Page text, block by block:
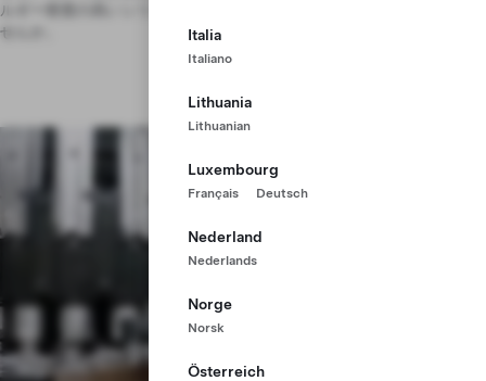
Italia
Italiano
Lithuania
Lithuanian
Luxembourg
Français Deutsch
Nederland
Nederlands
Norge
Norsk
Österreich
ルギー密度の高いシリコンを負極材に使用する取り組みに参加してみま
せんか。